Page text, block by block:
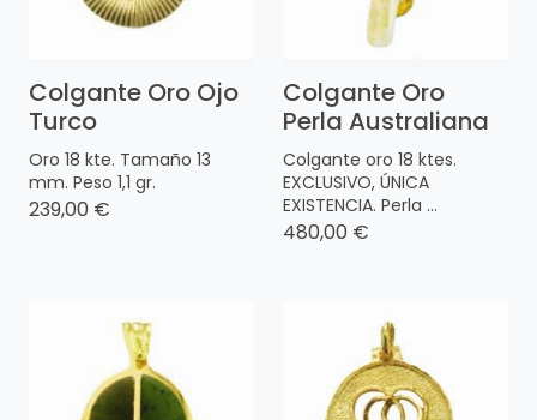
Colgante Oro Ojo
Turco
Oro 18 kte. Tamaño 13
mm. Peso 1,1 gr.
239,00 €
Colgante Oro
Perla Australiana
Colgante oro 18 ktes.
EXCLUSIVO, ÚNICA
EXISTENCIA. Perla ...
480,00 €